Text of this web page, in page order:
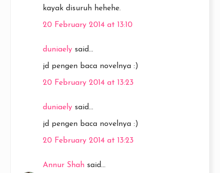
kayak disuruh hehehe.
20 February 2014 at 13:10
duniaely said...
jd pengen baca novelnya :)
20 February 2014 at 13:23
duniaely said...
jd pengen baca novelnya :)
20 February 2014 at 13:23
Annur Shah said...